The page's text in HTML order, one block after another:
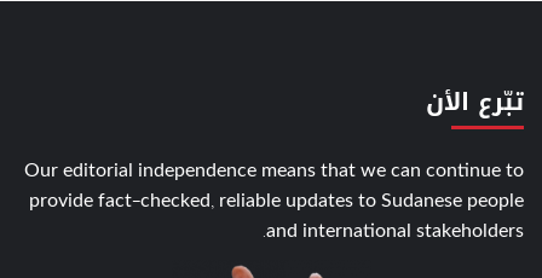
تبّرع الأن
Our editorial independence means that we can continue to
provide fact-checked, reliable updates to Sudanese people
and international stakeholders.